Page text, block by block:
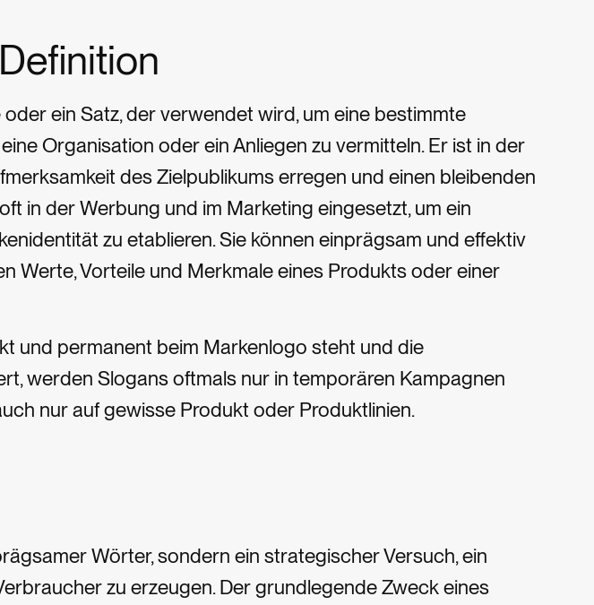
ein Satz, der verwendet wird, um eine bestimmte
Organisation oder ein Anliegen zu vermitteln. Er ist in der
des Zielpublikums erregen und einen bleibenden
in der Werbung und im Marketing eingesetzt, um ein
zu etablieren. Sie können einprägsam und effektiv
Werte, Vorteile und Merkmale eines Produkts oder einer
und permanent beim Markenlogo steht und die
werden Slogans oftmals nur in temporären Kampagnen
nur auf gewisse Produkt oder Produktlinien.
Wörter, sondern ein strategischer Versuch, ein
zu erzeugen. Der grundlegende Zweck eines